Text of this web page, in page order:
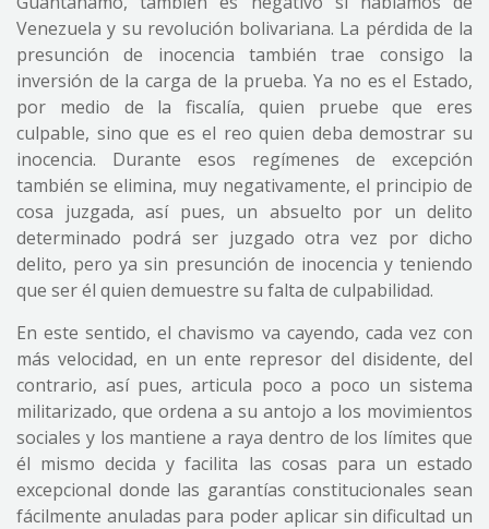
Venezuela y su revolución bolivariana. La pérdida de la
presunción de inocencia también trae consigo la
inversión de la carga de la prueba. Ya no es el Estado,
por medio de la fiscalía, quien pruebe que eres
culpable, sino que es el reo quien deba demostrar su
inocencia. Durante esos regímenes de excepción
también se elimina, muy negativamente, el principio de
cosa juzgada, así pues, un absuelto por un delito
determinado podrá ser juzgado otra vez por dicho
delito, pero ya sin presunción de inocencia y teniendo
que ser él quien demuestre su falta de culpabilidad.
En este sentido, el chavismo va cayendo, cada vez con
más velocidad, en un ente represor del disidente, del
contrario, así pues, articula poco a poco un sistema
militarizado, que ordena a su antojo a los movimientos
sociales y los mantiene a raya dentro de los límites que
él mismo decida y facilita las cosas para un estado
excepcional donde las garantías constitucionales sean
fácilmente anuladas para poder aplicar sin dificultad un